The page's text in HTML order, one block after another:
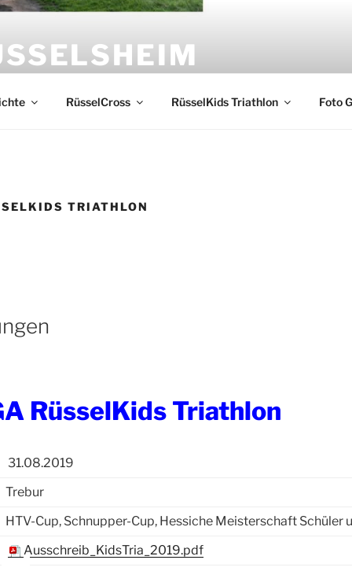
RüsselCross RüsselKids Triathlon Foto
TRIATHLON
RüsselKids Triathlon
31.08.2019
Trebur
HTV-Cup, Schnupper-Cup, Hessiche Meisterschaft Schüler
Ausschreib_KidsTria_2019.pdf